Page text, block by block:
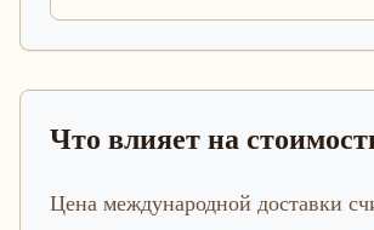
Что влияет на
Цена международной доставки